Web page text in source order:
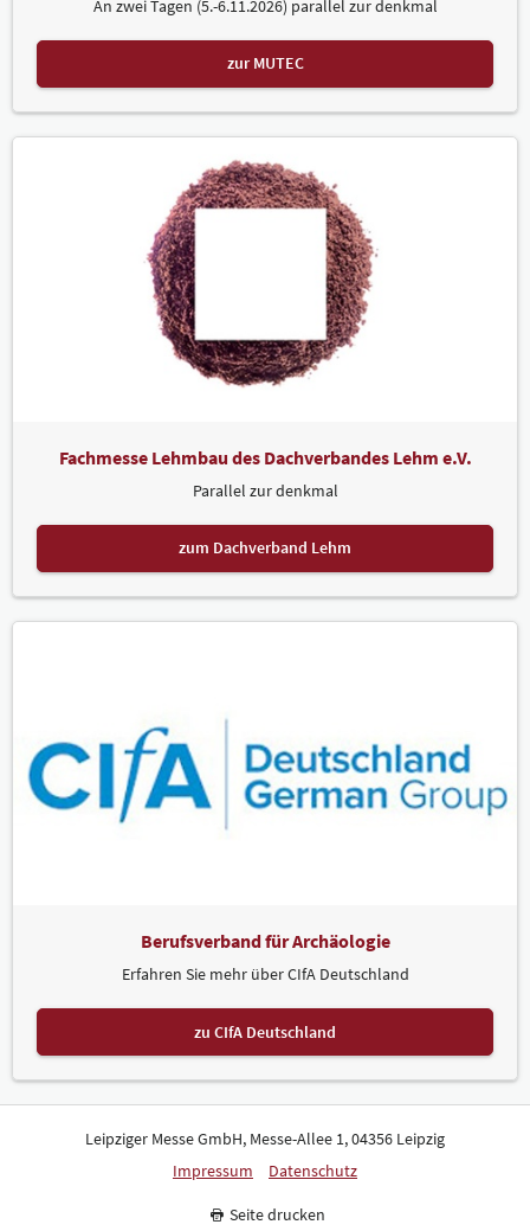
An zwei Tagen (5.-6.11.2026) parallel zur denkmal
zur MUTEC
Fachmesse Lehmbau des Dachverbandes Lehm e.V.
Parallel zur denkmal
zum Dachverband Lehm
Berufsverband für Archäologie
Erfahren Sie mehr über CIfA Deutschland
zu CIfA Deutschland
Leipziger Messe GmbH, Messe-Allee 1, 04356 Leipzig
Impressum
Datenschutz
Seite drucken